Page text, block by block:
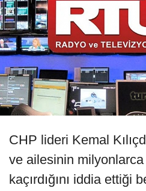
CHP lideri Kemal
ve ailesinin milyonlarca
kaçırdığını iddia ettiği